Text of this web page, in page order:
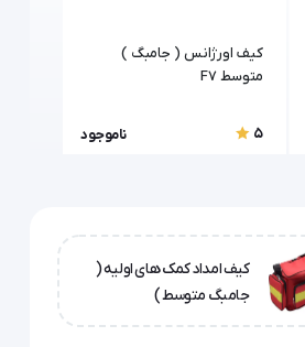
کیف اورژانس ( جامبگ )
متوسط F7
5 ناموجود
کیف امداد کمک های اولیه (
جامبگ متوسط )